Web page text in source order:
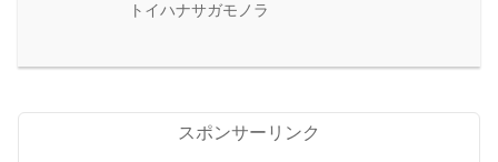
トイハナサガモノラ
スポンサーリンク